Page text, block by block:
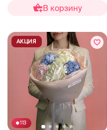
В корзину
113
АКЦИЯ